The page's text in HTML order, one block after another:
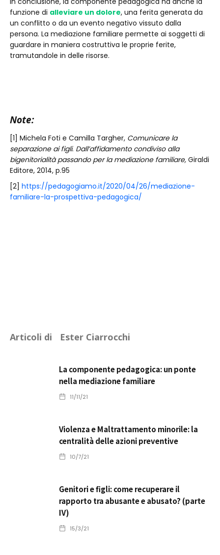
funzione di alleviare un dolore, una ferita generata da
un conflitto o da un evento negativo vissuto dalla
persona. La mediazione familiare permette ai soggetti di
guardare in maniera costruttiva le proprie ferite,
tramutandole in delle risorse.
Note:
[1] Michela Foti e Camilla Targher, Comunicare la
separazione ai figli. Dall’affidamento condiviso alla
bigenitorialità passando per la mediazione familiare, Giraldi
Editore, 2014, p.95
[2] https://pedagogiamo.it/2020/04/26/mediazione-
familiare-la-prospettiva-pedagogica/
Articoli di Ester Ciarrocchi
La componente pedagogica: un ponte
nella mediazione familiare
11/11/21
Violenza e Maltrattamento minorile: la
centralità delle azioni preventive
10/7/21
Genitori e figli: come recuperare il
rapporto tra abusante e abusato? (parte
IV)
15/3/21